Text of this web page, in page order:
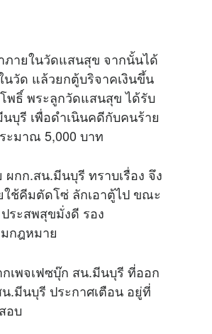
ภายในวัดแสนสุข จากนั้นได้
วัด แล้วยกตู้บริจาคเงินขึ้น
พธิ์ พระลูกวัดแสนสุข ได้รับ
บุรี เพื่อดำเนินคดีกับคนร้าย
ะมาณ 5,000 บาท
กก.สน.มีนบุรี ทราบเรื่อง จึง
ช้คีมตัดโซ่ ลักเอาตู้ไป ขณะ
ระสพสุขมั่งดี รอง
กฎหมาย
กเพจเฟซบุ๊ก สน.มีนบุรี ที่ออก
.มีนบุรี ประกาศเตือน อยู่ที่
อบ